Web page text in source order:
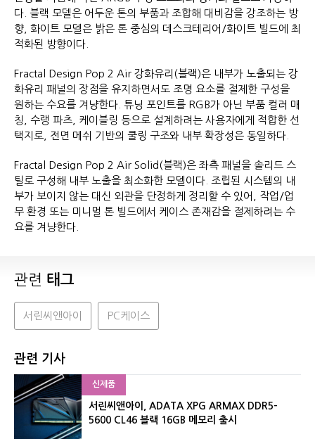
다. 블랙 모델은 어두운 톤의 부품과 조합해 대비감을 강조하는 방
향, 화이트 모델은 밝은 톤 중심의 데스크테리어/화이트 빌드에 최
적화된 방향이다.
Fractal Design Pop 2 Air 강화유리(블랙)은 내부가 노출되는 강
화유리 패널의 장점을 유지하면서도 조명 요소를 절제한 구성을
원하는 수요를 겨냥한다. 튜닝 포인트를 RGB가 아닌 부품 컬러 매
칭, 수랭 파츠, 케이블링 등으로 설계하려는 사용자에게 적합한 선
택지로, 전면 메쉬 기반의 쿨링 구조와 내부 확장성은 동일하다.
Fractal Design Pop 2 Air Solid(블랙)은 좌측 패널을 솔리드 스
틸로 구성해 내부 노출을 최소화한 모델이다. 조립된 시스템의 내
부가 보이지 않는 대신 외관을 단정하게 정리할 수 있어, 작업/업
무 환경 또는 미니멀 톤 빌드에서 케이스 존재감을 절제하려는 수
요를 겨냥한다.
관련 태그
서린씨앤아이 PC케이스
관련 기사
신제품
서린씨앤아이, ADATA XPG ARMAX DDR5-
5600 CL46 블랙 16GB 메모리 출시